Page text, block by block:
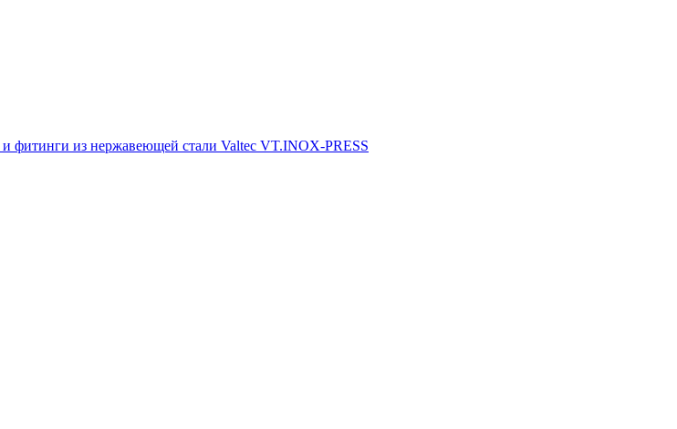
фитинги из нержавеющей стали Valtec VT.INOX-PRESS